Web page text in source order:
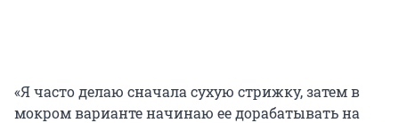
«Я часто делаю сначала сухую стрижку, затем в
мокром варианте начинаю ее дорабатывать на